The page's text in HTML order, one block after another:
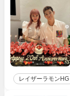
レイザーラモンHG